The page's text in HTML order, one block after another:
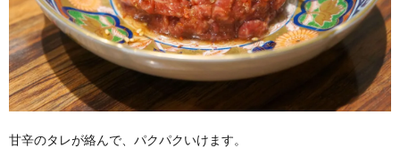
甘辛のタレが絡んで、パクパクいけます。